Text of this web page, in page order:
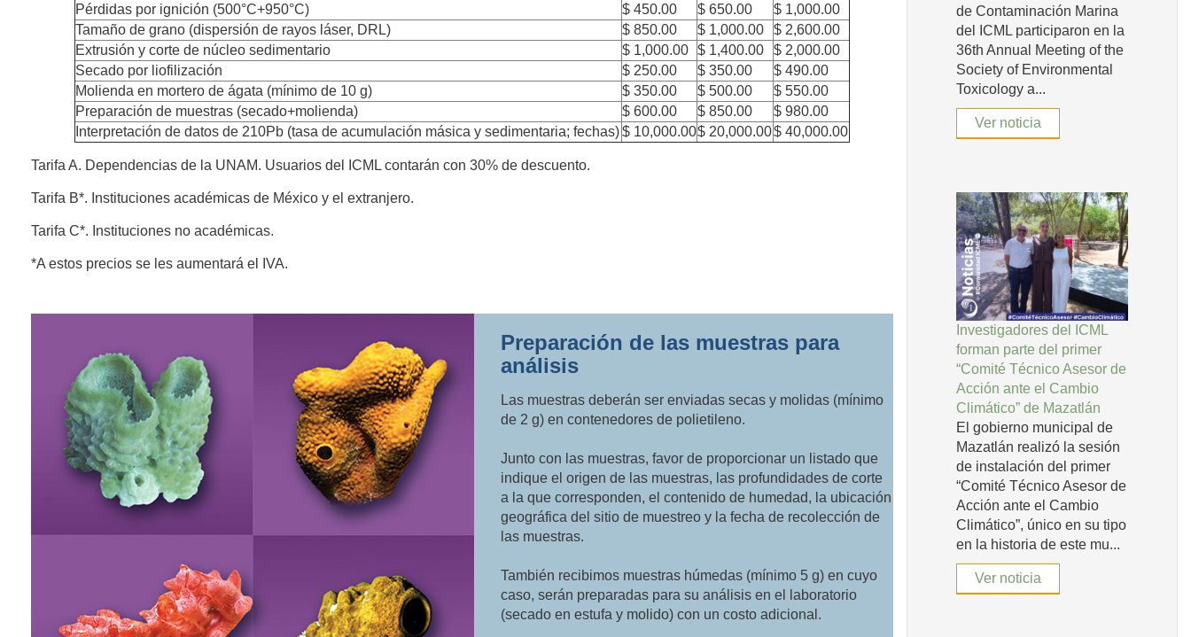
Pérdidas por ignición (500°C+950°C)
$ 450.00 $ 650.00
$ 1,000.00
Tamaño de grano (dispersión de rayos láser, DRL)
$ 850.00 $ 1,000.00
$ 2,600.00
Extrusión y corte de núcleo sedimentario
$ 1,000.00 $ 1,400.00
$ 2,000.00
Secado por liofilización
$ 250.00 $ 350.00
$ 490.00
Molienda en mortero de ágata (mínimo de 10 g)
$ 350.00 $ 500.00
$ 550.00
Preparación de muestras (secado+molienda)
$ 600.00 $ 850.00
$ 980.00
Interpretación de datos de 210Pb (tasa de acumulación másica y sedimentaria; fechas)$ 10,000.00$ 20,000.00$ 40,000.00
Tarifa A. Dependencias de la UNAM. Usuarios del ICML contarán con 30% de descuento.
Tarifa B*. Instituciones académicas de México y el extranjero.
Tarifa C*. Instituciones no académicas.
*A estos precios se les aumentará el IVA.
Preparación de las muestras para
análisis
Las muestras deberán ser enviadas secas y molidas (mínimo
de 2 g) en contenedores de polietileno.
Junto con las muestras, favor de proporcionar un listado que
indique el origen de las muestras, las profundidades de corte
a la que corresponden, el contenido de humedad, la ubicación
geográfica del sitio de muestreo y la fecha de recolección de
las muestras.
También recibimos muestras húmedas (mínimo 5 g) en cuyo
caso, serán preparadas para su análisis en el laboratorio
(secado en estufa y molido) con un costo adicional.
de Contaminación Marina
del ICML participaron en la
36th Annual Meeting of the
Society of Environmental
Toxicology a...
Ver noticia
Investigadores del ICML
forman parte del primer
“Comité Técnico Asesor de
Acción ante el Cambio
Climático” de Mazatlán
El gobierno municipal de
Mazatlán realizó la sesión
de instalación del primer
“Comité Técnico Asesor de
Acción ante el Cambio
Climático”, único en su tipo
en la historia de este mu...
Ver noticia